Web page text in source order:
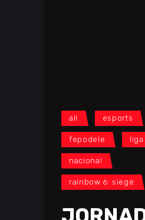
all esports
fepodele liga
nacional
rainbow 6: siege